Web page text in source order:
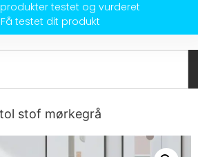
produkter testet og vurderet
Få testet dit produkt
stof mørkegrå